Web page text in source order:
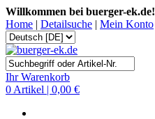
Willkommen bei buerger-ek.de!
Home | Detailsuche | Mein Konto
Ihr Warenkorb
0 Artikel | 0,00 €